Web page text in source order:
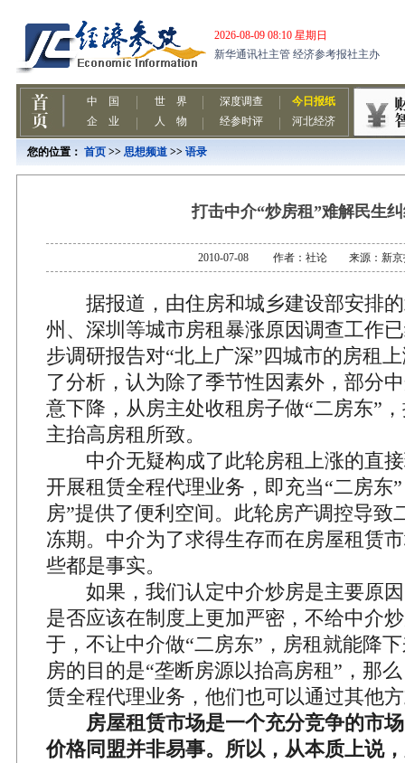
您的位置： 首页 >> 思想频道 >> 语录
打击中介“炒房租”难解民生
2010-07-08 作者：社论 来源：新京
据报道，由住房和城乡建设部安排的
州、深圳等城市房租暴涨原因调查工作
步调研报告对“北上广深”四城市的房租
了分析，认为除了季节性因素外，部分
意下降，从房主处收租房子做“二房东”
主抬高房租所致。
中介无疑构成了此轮房租上涨的直接
开展租赁全程代理业务，即充当“二房东
房”提供了便利空间。此轮房产调控导致
冻期。中介为了求得生存而在房屋租赁
些都是事实。
如果，我们认定中介炒房是主要原因
是否应该在制度上更加严密，不给中介
于，不让中介做“二房东”，房租就能降
房的目的是“垄断房源以抬高房租”，那
赁全程代理业务，他们也可以通过其他
房屋租赁市场是一个充分竞争的市
价格同盟并非易事。所以，从本质上说